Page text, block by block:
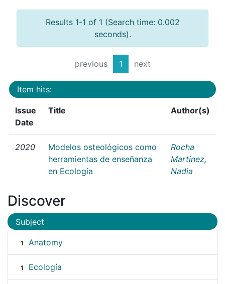
Results 1-1 of 1 (Search time: 0.002
seconds).
previous 1 next
Item hits:
Issue
Date
Title Author(s)
2020
Modelos osteológicos como
herramientas de enseñanza
en Ecología
Rocha
Martínez,
Nadia
Discover
Subject
1 Anatomy
1 Ecología